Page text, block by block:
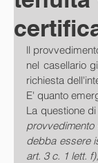
ll
nel casellario
richiesta
E' quanto
La questione
debba essere
art. 3 c. 1 lett.